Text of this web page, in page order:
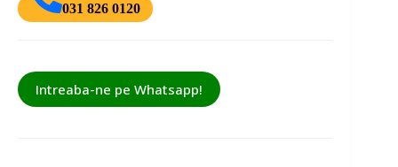
031 826 0120
Intreaba-ne pe Whatsapp!